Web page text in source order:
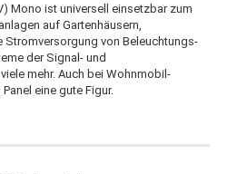
Mono ist universell einsetzbar zum
auf Gartenhäusern,
Stromversorgung von Beleuchtungs-
der Signal- und
mehr. Auch bei Wohnmobil-
eine gute Figur.